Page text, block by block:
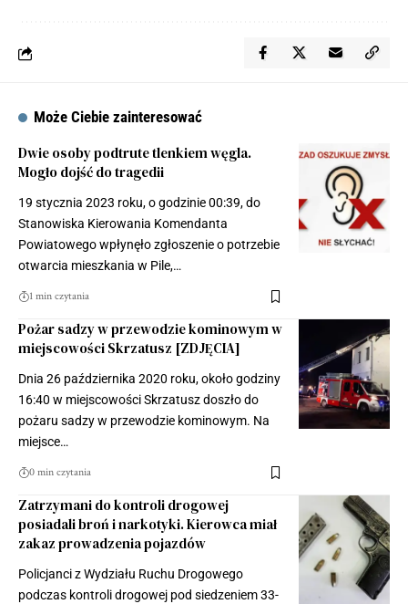
Może Ciebie zainteresować
Dwie osoby podtrute tlenkiem węgla.
Mogło dojść do tragedii
19 stycznia 2023 roku, o godzinie 00:39, do
Stanowiska Kierowania Komendanta
Powiatowego wpłynęło zgłoszenie o potrzebie
otwarcia mieszkania w Pile,…
1 min czytania
Pożar sadzy w przewodzie kominowym w
miejscowości Skrzatusz [ZDJĘCIA]
Dnia 26 października 2020 roku, około godziny
16:40 w miejscowości Skrzatusz doszło do
pożaru sadzy w przewodzie kominowym. Na
miejsce…
0 min czytania
Zatrzymani do kontroli drogowej
posiadali broń i narkotyki. Kierowca miał
zakaz prowadzenia pojazdów
Policjanci z Wydziału Ruchu Drogowego
podczas kontroli drogowej pod siedzeniem 33-